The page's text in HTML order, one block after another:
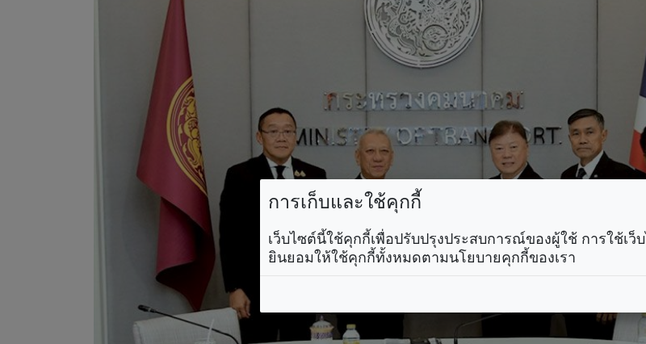
การเก็บและใช้คุกกี้
เว็บไซต์นี้ใช้คุกกี้เพื่อปรับปรุงประสบการณ์ของผู้ใช้ การใช้เว็
ยินยอมให้ใช้คุกกี้ทั้งหมดตามนโยบายคุกกี้ของเรา